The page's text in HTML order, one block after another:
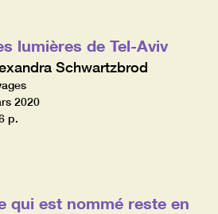
lumières de Tel-Aviv
Schwartzbrod
2020
p.
qui est nommé reste en